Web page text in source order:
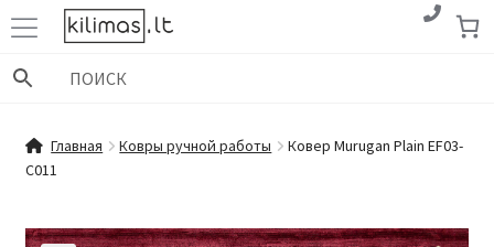
Перейти
навигации
Перейти
содержимому
Главная Ковры ручной работы
Ковер Murugan Plain EF03-
C011